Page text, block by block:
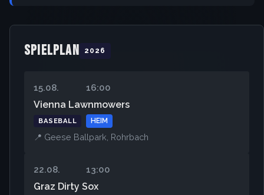
SPIELPLAN 2026
15.08. 16:00
Vienna Lawnmowers
BASEBALL HEIM
📍 Geese Ballpark, Rohrbach
22.08. 13:00
Graz Dirty Sox